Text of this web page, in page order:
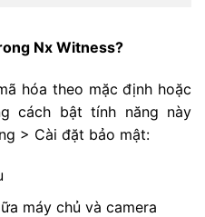
Nx Witness?
hóa theo mặc định hoặc
cách bật tính năng này
> Cài đặt bảo mật:
máy chủ và camera